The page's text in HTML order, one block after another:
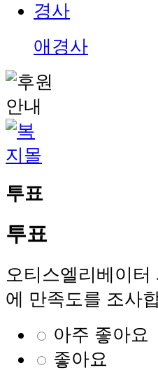
애경사
투표
투표
오티스엘리베이
에 만족도를 조사
아주 좋아요
좋아요